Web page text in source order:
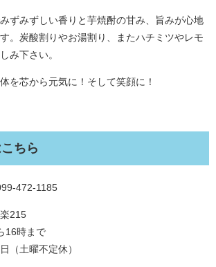
ずみずしい香りと芋焼酎の甘み、旨みが心地
。炭酸割りやお湯割り、またハチミツやレモ
み下さい。
を芯から元気に！そして笑顔に！
こちら
472-1185
215
16時まで
（土曜不定休）